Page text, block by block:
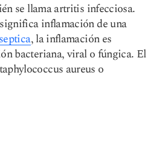
se llama artritis infecciosa.
inflamación de una
, la inflamación es
bacteriana, viral o fúngica. El
aureus o